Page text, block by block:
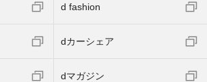
d fashion
dカーシェア
dマガジン